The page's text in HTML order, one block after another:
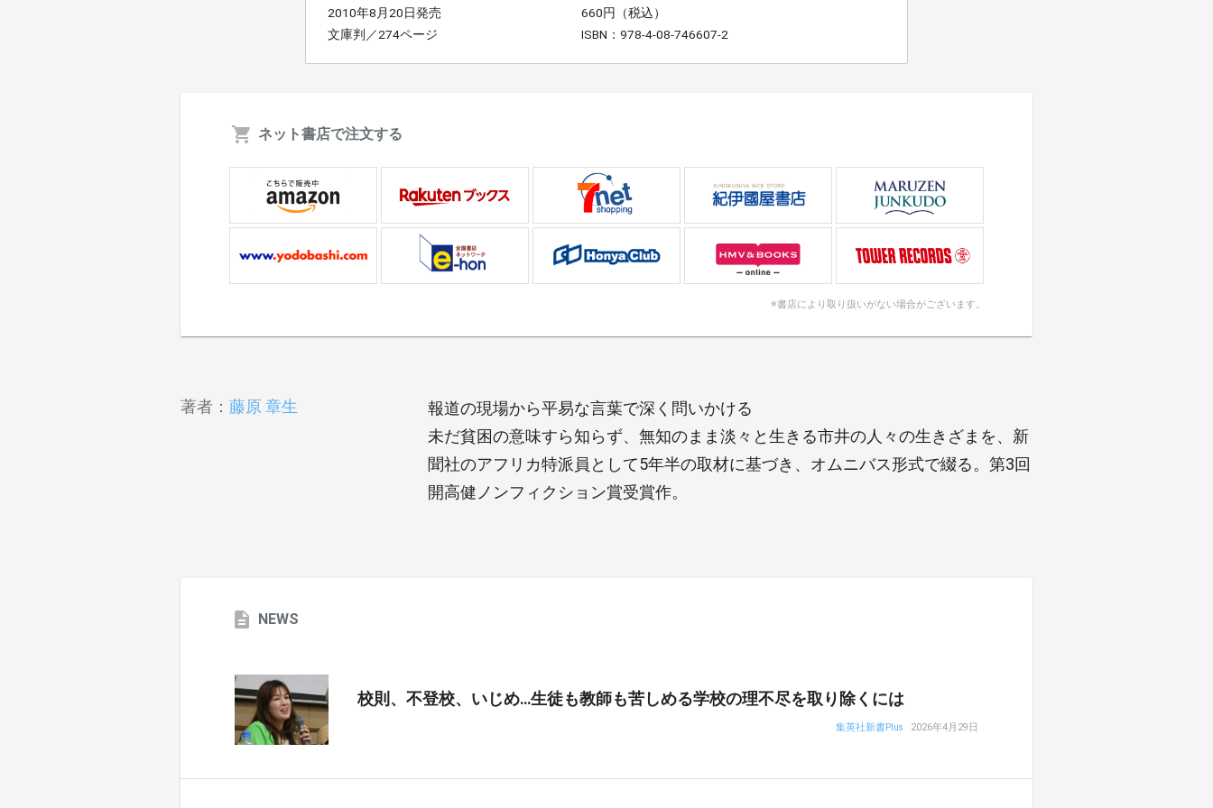
2010年8月20日発売
660円（税込）
文庫判／274ページ
ISBN：978-4-08-746607-2
ネット書店で注文する
※書店により取り扱いがない場合がございます。
著者： 藤原 章生
報道の現場から平易な言葉で深く問いかける
未だ貧困の意味すら知らず、無知のまま淡々と生きる市井の人々の生きざまを、新
聞社のアフリカ特派員として5年半の取材に基づき、オムニバス形式で綴る。第3回
開高健ノンフィクション賞受賞作。
NEWS
校則、不登校、いじめ…生徒も教師も苦しめる学校の理不尽を取り除くには
集英社新書Plus 2026年4月29日